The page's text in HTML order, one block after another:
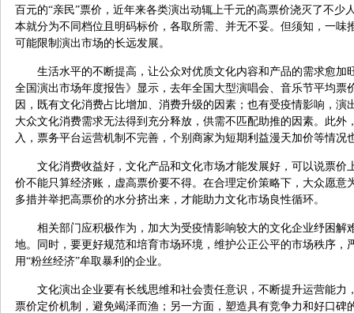
百元的“亲民”票价，近年来各类演出动辄上千元的高票价浇灭了不少
本就分为不同档位且明码标价，各取所需、并无不妥。但须知，一味
可能限制演出市场的长远发展。
生活水平的不断提高，让公众对优质文化内容和产品的需求愈加
全国演出市场年度报告》显示，去年全国大型演唱会、音乐节平均票
因，既有文化消费占比增加、消费升级的因素；也有受疫情影响，演
大众文化消费需求无法得到充分释放，供需不匹配助推的因素。此外
入，票务平台运营机制不完善，个别商家为短期利益漫天加价等情况
文化消费收益好，文化产品和文化市场才能发展好，可以说票价
价不能只算经济账，虚高票价要不得。在合理定价策略下，大众愿意
多措并举把高票价的水分挤出来，才能助力文化市场良性循环。
相关部门应积极作为，加大为受疫情影响较大的文化企业纾困解
地。同时，要更好规范和培育市场环境，维护公正公平的市场秩序，
用“粉丝经济”牟取暴利的企业。
文化演出企业要有长线思维和社会责任意识，不断提升运营能力
票价定价机制，避免竭泽而渔；另一方面，塑造具有竞争力和好口碑